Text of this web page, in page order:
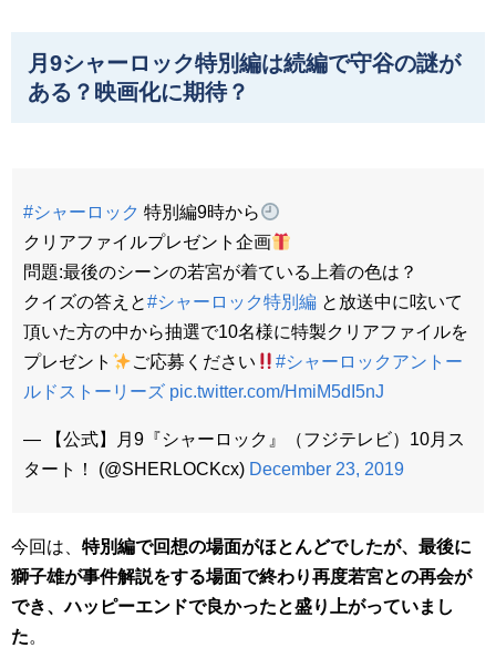
月9シャーロック特別編は続編で守谷の謎が
ある？映画化に期待？
#シャーロック 特別編9時から
クリアファイルプレゼント企画
問題:最後のシーンの若宮が着ている上着の色は？
クイズの答えと#シャーロック特別編 と放送中に呟いて
頂いた方の中から抽選で10名様に特製クリアファイルを
プレゼント
ご応募ください
#シャーロックアントー
ルドストーリーズ pic.twitter.com/HmiM5dI5nJ
— 【公式】月9『シャーロック』（フジテレビ）10月ス
タート！ (@SHERLOCKcx) December 23, 2019
今回は、 特別編で回想の場面がほとんどでしたが、最後に
獅子雄が事件解説をする場面で終わり再度若宮との再会が
でき、ハッピーエンドで良かったと盛り上がっていまし
た。